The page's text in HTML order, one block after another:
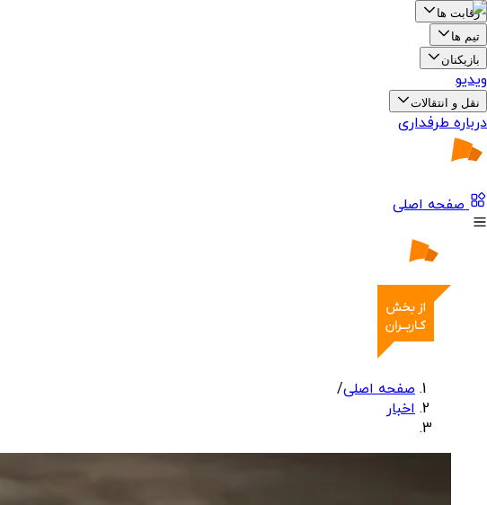
رقابت ها
تیم ها
بازیکنان
ویدیو
نقل و انتقالات
درباره طرفداری
صفحه اصلی
صفحه اصلی/
اخبار